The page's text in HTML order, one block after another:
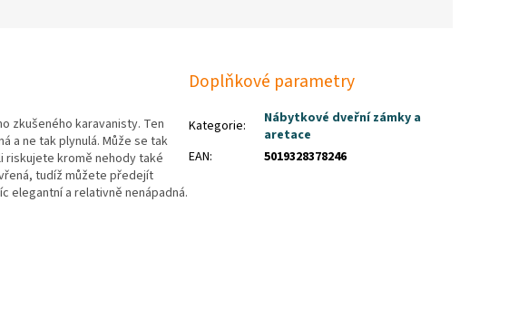
zkušeného karavanisty. Ten
a ne tak plynulá. Může se tak
riskujete kromě nehody také
tudíž můžete předejít
elegantní a relativně nenápadná.
Doplňkové parametry
Kategorie:
Nábytkové dveřní zámky a
aretace
EAN: 5019328378246